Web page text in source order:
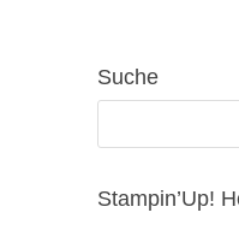
Suche
Stampin’Up!